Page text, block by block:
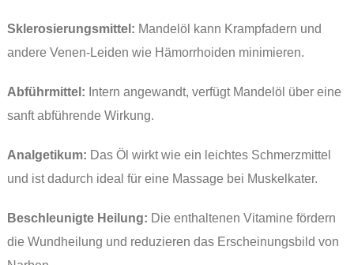
Sklerosierungsmittel: Mandelöl kann Krampfadern und
andere Venen-Leiden wie Hämorrhoiden minimieren.
Abführmittel: Intern angewandt, verfügt Mandelöl über eine
sanft abführende Wirkung.
Analgetikum: Das Öl wirkt wie ein leichtes Schmerzmittel
und ist dadurch ideal für eine Massage bei Muskelkater.
Beschleunigte Heilung: Die enthaltenen Vitamine fördern
die Wundheilung und reduzieren das Erscheinungsbild von